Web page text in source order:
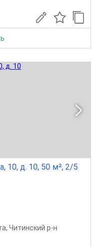
10, д. 10, 50 м², 2/5
, Читинский р-н